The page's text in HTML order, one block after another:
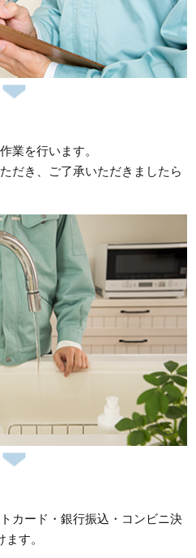
業を行います。
だき、ご了承いただきましたら
カード・銀行振込・コンビニ決
す。